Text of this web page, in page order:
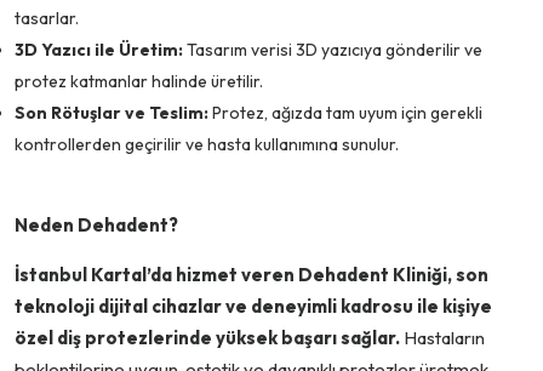
tasarlar.
3D Yazıcı ile Üretim:Tasarım verisi 3D yazıcıya gönderilir ve
protez katmanlar halinde üretilir.
Son Rötuşlar ve Teslim:Protez, ağızda tam uyum için gerekli
kontrollerden geçirilir ve hasta kullanımına sunulur.
Neden Dehadent?
İstanbul Kartal’da hizmet veren Dehadent Kliniği, son
teknoloji dijital cihazlar ve deneyimli kadrosu ile kişiye
özel diş protezlerinde yüksek başarı sağlar. Hastaların